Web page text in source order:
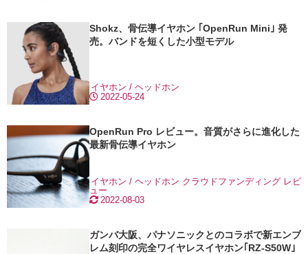
Shokz、骨伝導イヤホン ｢OpenRun Mini｣ 発
売。バンドを短くした小型モデル
2022-05-24
イヤホン / ヘッドホン
OpenRun Pro レビュー。音質がさらに進化した
最新骨伝導イヤホン
2022-08-03
イヤホン / ヘッドホン クラウドファンディング レビ
ュー
ガンバ大阪、パナソニックとのコラボで新エンブ
レム刻印の完全ワイヤレスイヤホン｢RZ-S50W｣